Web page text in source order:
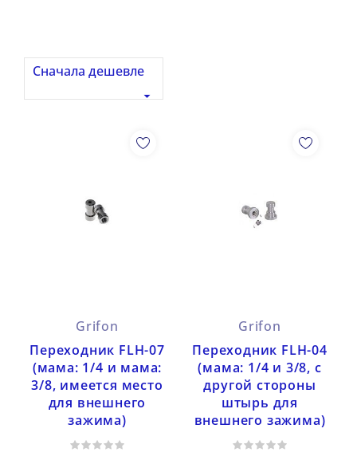
Сначала дешевле

Grifon
Переходник FLH-07
(мама: 1/4 и мама:
3/8, имеется место
для внешнего
зажима)
Grifon
Переходник FLH-04
(мама: 1/4 и 3/8, с
другой стороны
штырь для
внешнего зажима)